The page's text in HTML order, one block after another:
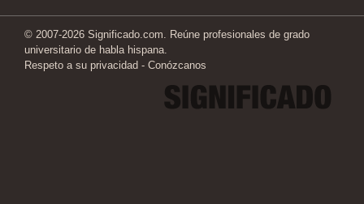
© 2007-2026 Significado.com. Reúne profesionales de grado
universitario de habla hispana.
Respeto a su privacidad - Conózcanos